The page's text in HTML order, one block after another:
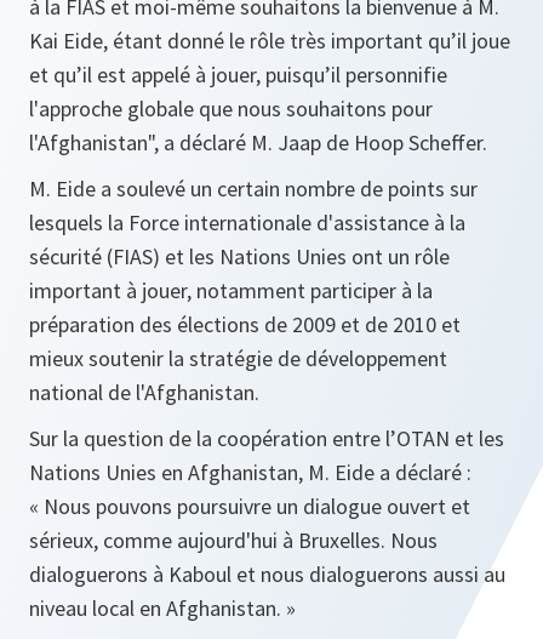
à la FIAS et moi-même souhaitons la bienvenue à M.
Kai Eide, étant donné le rôle très important qu’il joue
et qu’il est appelé à jouer, puisqu’il personnifie
l'approche globale que nous souhaitons pour
l'Afghanistan", a déclaré M. Jaap de Hoop Scheffer.
M. Eide a soulevé un certain nombre de points sur
lesquels la Force internationale d'assistance à la
sécurité (FIAS) et les Nations Unies ont un rôle
important à jouer, notamment participer à la
préparation des élections de 2009 et de 2010 et
mieux soutenir la stratégie de développement
national de l'Afghanistan.
Sur la question de la coopération entre l’OTAN et les
Nations Unies en Afghanistan, M. Eide a déclaré :
« Nous pouvons poursuivre un dialogue ouvert et
sérieux, comme aujourd'hui à Bruxelles. Nous
dialoguerons à Kaboul et nous dialoguerons aussi au
niveau local en Afghanistan. »